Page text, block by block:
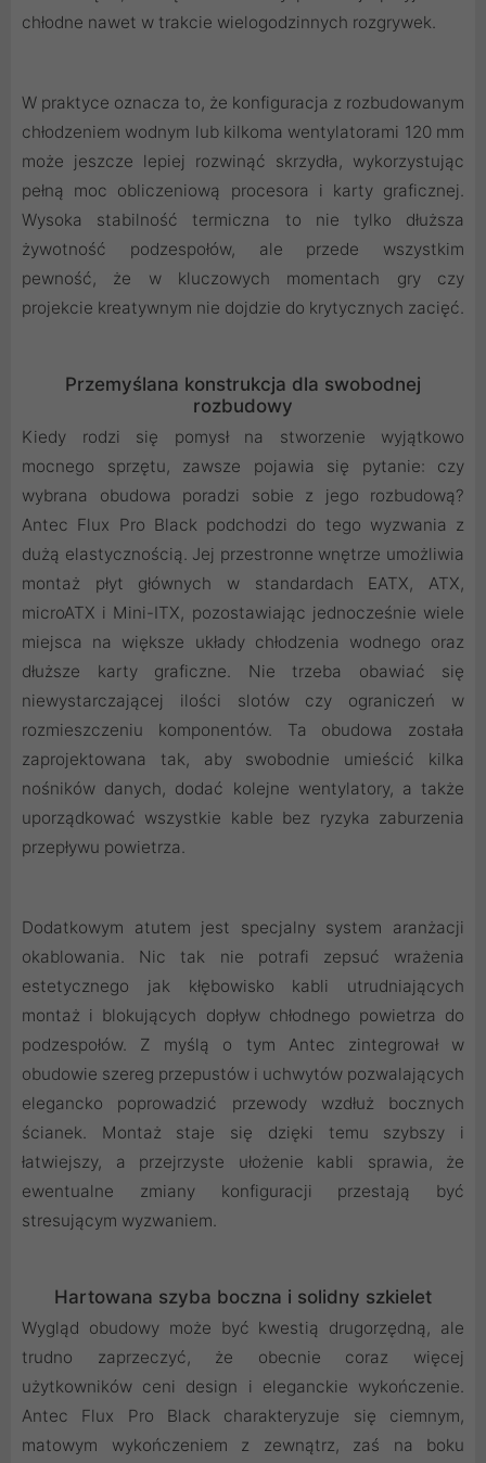
chłodne nawet w trakcie wielogodzinnych rozgrywek.
W praktyce oznacza to, że konfiguracja z rozbudowanym
chłodzeniem wodnym lub kilkoma wentylatorami 120 mm
może jeszcze lepiej rozwinąć skrzydła, wykorzystując
pełną moc obliczeniową procesora i karty graficznej.
Wysoka stabilność termiczna to nie tylko dłuższa
żywotność podzespołów, ale przede wszystkim
pewność, że w kluczowych momentach gry czy
projekcie kreatywnym nie dojdzie do krytycznych zacięć.
Przemyślana konstrukcja dla swobodnej
rozbudowy
Kiedy rodzi się pomysł na stworzenie wyjątkowo
mocnego sprzętu, zawsze pojawia się pytanie: czy
wybrana obudowa poradzi sobie z jego rozbudową?
Antec Flux Pro Black podchodzi do tego wyzwania z
dużą elastycznością. Jej przestronne wnętrze umożliwia
montaż płyt głównych w standardach EATX, ATX,
microATX i Mini-ITX, pozostawiając jednocześnie wiele
miejsca na większe układy chłodzenia wodnego oraz
dłuższe karty graficzne. Nie trzeba obawiać się
niewystarczającej ilości slotów czy ograniczeń w
rozmieszczeniu komponentów. Ta obudowa została
zaprojektowana tak, aby swobodnie umieścić kilka
nośników danych, dodać kolejne wentylatory, a także
uporządkować wszystkie kable bez ryzyka zaburzenia
przepływu powietrza.
Dodatkowym atutem jest specjalny system aranżacji
okablowania. Nic tak nie potrafi zepsuć wrażenia
estetycznego jak kłębowisko kabli utrudniających
montaż i blokujących dopływ chłodnego powietrza do
podzespołów. Z myślą o tym Antec zintegrował w
obudowie szereg przepustów i uchwytów pozwalających
elegancko poprowadzić przewody wzdłuż bocznych
ścianek. Montaż staje się dzięki temu szybszy i
łatwiejszy, a przejrzyste ułożenie kabli sprawia, że
ewentualne zmiany konfiguracji przestają być
stresującym wyzwaniem.
Hartowana szyba boczna i solidny szkielet
Wygląd obudowy może być kwestią drugorzędną, ale
trudno zaprzeczyć, że obecnie coraz więcej
użytkowników ceni design i eleganckie wykończenie.
Antec Flux Pro Black charakteryzuje się ciemnym,
matowym wykończeniem z zewnątrz, zaś na boku